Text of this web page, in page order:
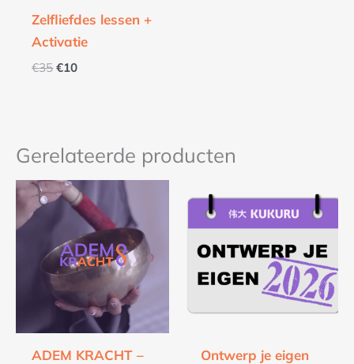
Zelfliefdes lessen +
Activatie
€35 €10
Gerelateerde producten
ADEM KRACHT –
Ontwerp je eigen